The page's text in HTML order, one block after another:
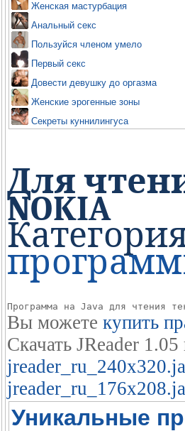
Женская мастурбация
Анальный секс
Пользуйся членом умело
Первый секс
Довести девушку до оргазма
Женские эрогенные зоны
Секреты куннилингуса
Для
NOKIA
Программа на Java для чтения
Вы можете купить
Скачать JReader
Уникальные